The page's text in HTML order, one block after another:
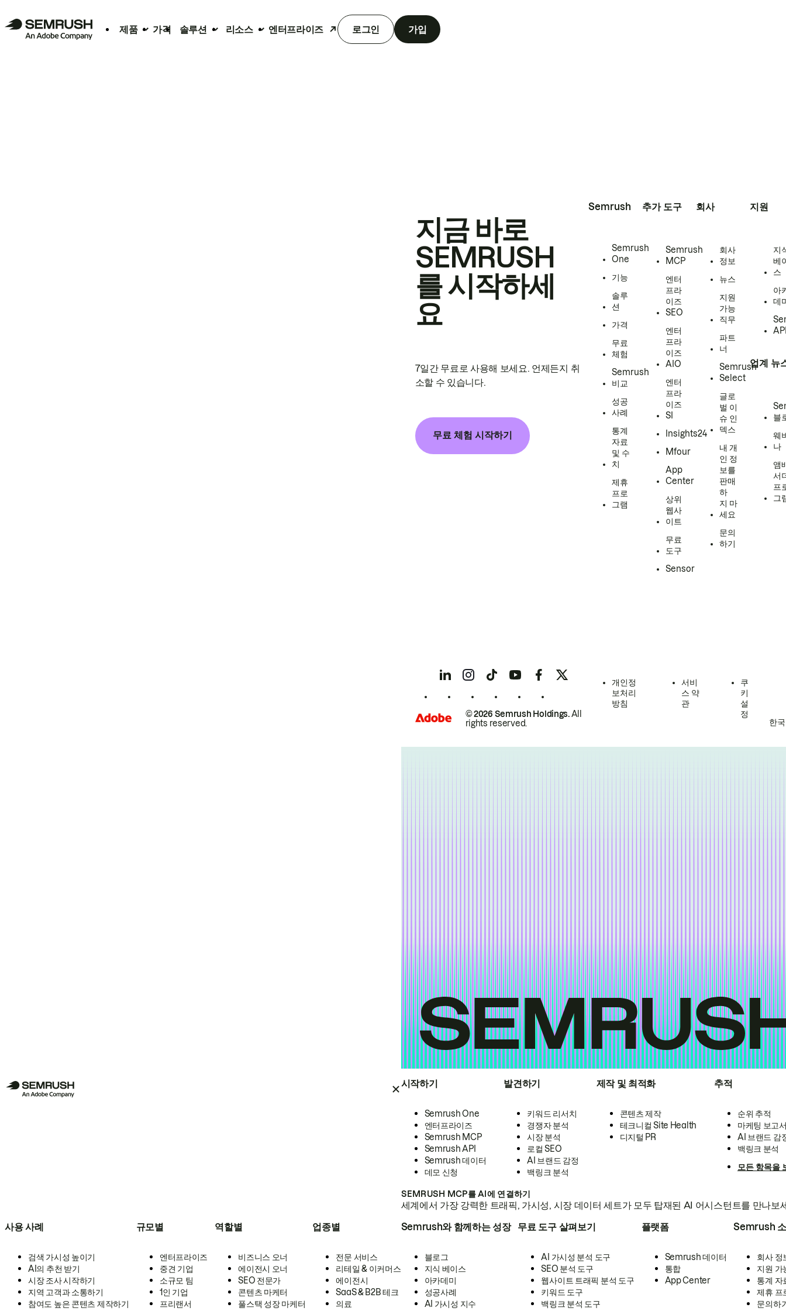
제품 가격 솔루션 리소스 엔터프라이즈 로그인 가입
시작하기
Semrush One
엔터프라이즈
Semrush MCP
Semrush API
Semrush 데이터
데모 신청
발견하기
키워드 리서치
경쟁자 분석
시장 분석
로컬 SEO
AI 브랜드 감정
백링크 분석
제작 및 최적화
콘텐츠 제작
테크니컬 Site Health
디지털 PR
추적
순위 추적
마케팅 보고
AI 브랜드 감
백링크 분석
모든 항목을
SEMRUSH MCP를 AI에 연결하기
세계에서 가장 강력한 트래픽, 가시성, 시장 데이터 세트가 모두 탑재된 AI 어시스턴트를 만나보
사용 사례
검색 가시성 높이기
AI의 추천 받기
시장 조사 시작하기
지역 고객과 소통하기
참여도 높은 콘텐츠 제작하기
규모별
엔터프라이즈
중견 기업
소규모 팀
1인 기업
프리랜서
역할별
비즈니스 오너
에이전시 오너
SEO 전문가
콘텐츠 마케터
풀스택 성장 마케터
업종별
전문 서비스
리테일 & 이커머스
에이전시
SaaS & B2B 테크
의료
Semrush와 함께하는 성장
블로그
지식 베이스
아카데미
성공사례
AI 가시성 지수
무료 도구 살펴보기
AI 가시성 분석 도구
SEO 분석 도구
웹사이트 트래픽 분석 도구
키워드 도구
백링크 분석 도구
플랫폼
Semrush 데이터
통합
App Center
Semrush
회사 정
지원 가
통계 자
제휴 프
문의하
지금 바로
SEMRUSH
를 시작하세
요
7일간 무료로 사용해 보세요. 언제든지 취
소할 수 있습니다.
무료 체험 시작하기
Semrush
Semrush
One
기능
솔루
션
가격
무료
체험
Semrush
비교
성공
사례
통계
자료
및 수
치
제휴
프로
그램
추가 도구
Semrush
MCP
엔터
프라
이즈
SEO
엔터
프라
이즈
AIO
엔터
프라
이즈
SI
Insights24
Mfour
App
Center
상위
웹사
이트
무료
도구
Sensor
회사
회사
정보
뉴스
지원
가능
직무
파트
너
Semrush
Select
글로
벌 이
슈 인
덱스
내 개
인 정
보를
판매
하
지 마
세요
문의
하기
지원
지
베
스
아
데
업계 뉴
블
웨
나
앰
서
프
그
© 2026 Semrush Holdings.All
rights reserved.
개인정
보처리
방침
서비
스 약
관
쿠
키
설
정
한